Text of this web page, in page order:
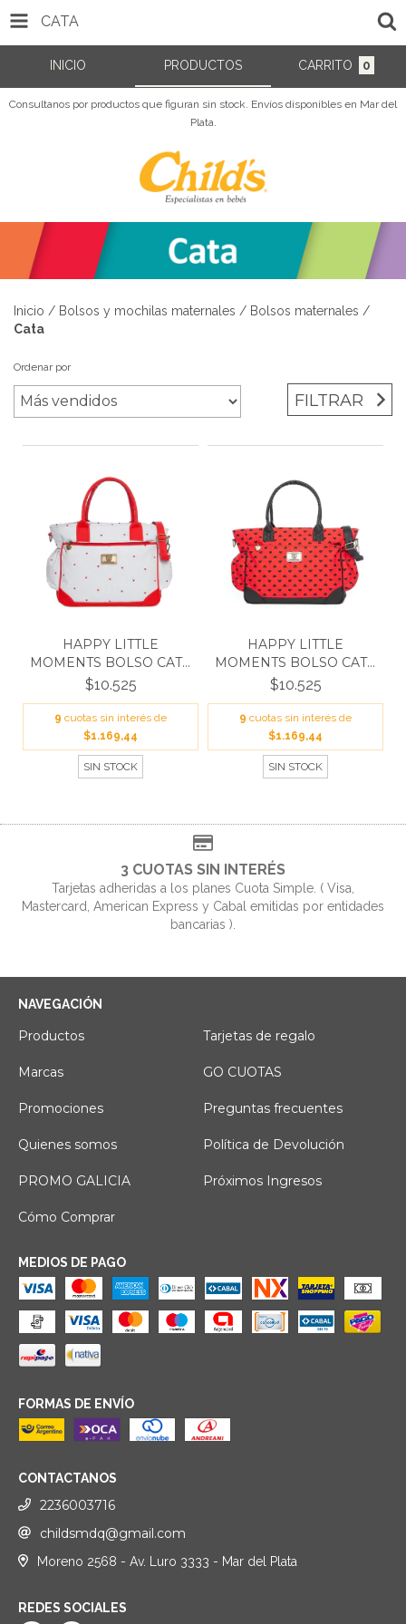
CATA
INICIO PRODUCTOS CARRITO 0
Consultanos por productos que figuran sin stock. Envíos disponibles en Mar del
Plata.
Inicio / Bolsos y mochilas maternales / Bolsos maternales /
Cata
Ordenar por
FILTRAR
HAPPY LITTLE
MOMENTS BOLSO CATA
CORAZONE...
$10.525
9 cuotas sin interés de
$1.169,44
SIN STOCK
HAPPY LITTLE
MOMENTS BOLSO CATA
ROJO COR...
$10.525
9 cuotas sin interés de
$1.169,44
SIN STOCK
3 CUOTAS SIN INTERÉS
Tarjetas adheridas a los planes Cuota Simple. ( Visa,
Mastercard, American Express y Cabal emitidas por entidades
bancarias ).
NAVEGACIÓN
Productos Tarjetas de regalo
Marcas GO CUOTAS
Promociones Preguntas frecuentes
Quienes somos Política de Devolución
PROMO GALICIA Próximos Ingresos
Cómo Comprar
MEDIOS DE PAGO
FORMAS DE ENVÍO
CONTACTANOS
2236003716
childsmdq@gmail.com
Moreno 2568 - Av. Luro 3333 - Mar del Plata
REDES SOCIALES